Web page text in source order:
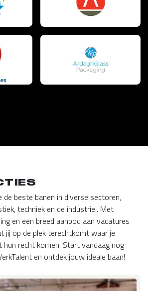
de beste banen in diverse sectoren,
techniek en de industrie.. Met
en een breed aanbod aan vacatures
jij op de plek terechtkomt waar je
recht komen. Start vandaag nog
en ontdek jouw ideale baan!